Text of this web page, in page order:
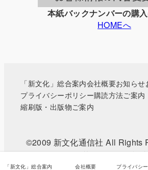
本紙バックナンバーの購
HOMEへ
「新文化」総合案内会社概要お知らせ
プライバシーポリシー購読方法ご案内
縮刷版・出版物ご案内
©2009 新文化通信社 All Rights
WEBサイトに掲載されている記
「新文化」総合案内 会社概要 プライバシ